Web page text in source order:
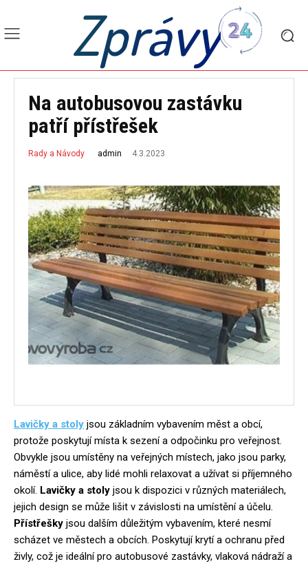
Zprávy
Na autobusovou zastávku
patří přístřešek
Rady a Návody admin 4.3.2023
Lavičky a stoly jsou základním vybavením měst a obcí,
protože poskytují místa k sezení a odpočinku pro veřejnost.
Obvykle jsou umístěny na veřejných místech, jako jsou parky,
náměstí a ulice, aby lidé mohli relaxovat a užívat si příjemného
okolí. Lavičky a stoly jsou k dispozici v různých materiálech,
jejich design se může lišit v závislosti na umístění a účelu.
Přístřešky jsou dalším důležitým vybavením, které nesmí
scházet ve městech a obcích. Poskytují krytí a ochranu před
živly, což je ideální pro autobusové zastávky, vlaková nádraží a